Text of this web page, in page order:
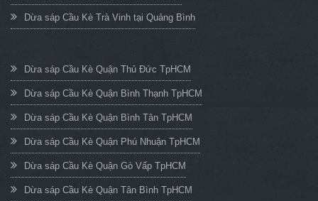
Dừa sáp Cầu Kè Trà Vinh tại Quảng Bình
Dừa sáp Cầu Kè Quận Thủ Đức TpHCM
Dừa sáp Cầu Kè Quận Bình Thạnh TpHCM
Dừa sáp Cầu Kè Quận Bình Tân TpHCM
Dừa sáp Cầu Kè Quận Phú Nhuận TpHCM
Dừa sáp Cầu Kè Quận Gò Vấp TpHCM
Dừa sáp Cầu Kè Quận Tân Bình TpHCM